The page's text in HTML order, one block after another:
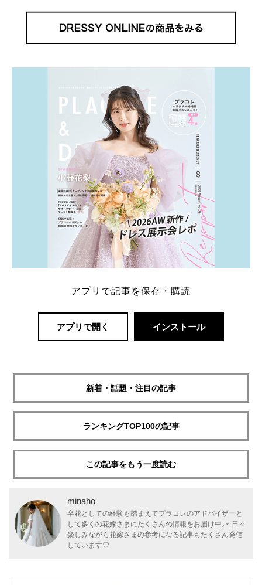
アプリで記事を保存・購読
アプリで開く インストール
新着・話題・注目の記事
ランキングTOP100の記事
この記事をもう一度読む
minaho
卒花としての経験も踏まえてプラコレのアドバイザーと
して多くの花嫁さまにたくさんの情報をお届け中⸝⋆ 日々
楽しみながら花嫁さまの参考になる記事もたくさん発信
しています♡